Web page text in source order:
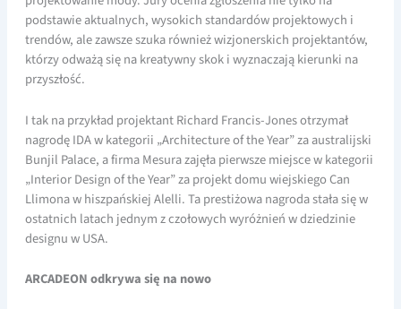
podstawie aktualnych, wysokich standardów projektowych i
trendów, ale zawsze szuka również wizjonerskich projektantów,
którzy odważą się na kreatywny skok i wyznaczają kierunki na
przyszłość.
I tak na przykład projektant Richard Francis-Jones otrzymał
nagrodę IDA w kategorii „Architecture of the Year” za australijski
Bunjil Palace, a firma Mesura zajęła pierwsze miejsce w kategorii
„Interior Design of the Year” za projekt domu wiejskiego Can
Llimona w hiszpańskiej Alelli. Ta prestiżowa nagroda stała się w
ostatnich latach jednym z czołowych wyróżnień w dziedzinie
designu w USA.
ARCADEON odkrywa się na nowo